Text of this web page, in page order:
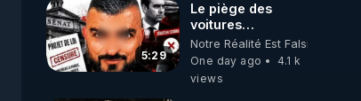
5:29
Le piège des
voitures
électriques se
referme sur les
usagers !
Notre Réalité Est Falsifiée Et
One day ago
4.1 k
views